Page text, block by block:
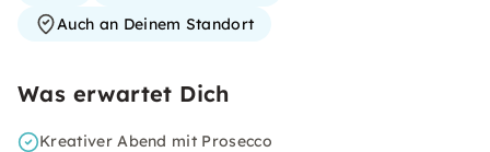
Auch an Deinem Standort
Was erwartet Dich
Kreativer Abend mit Prosecco